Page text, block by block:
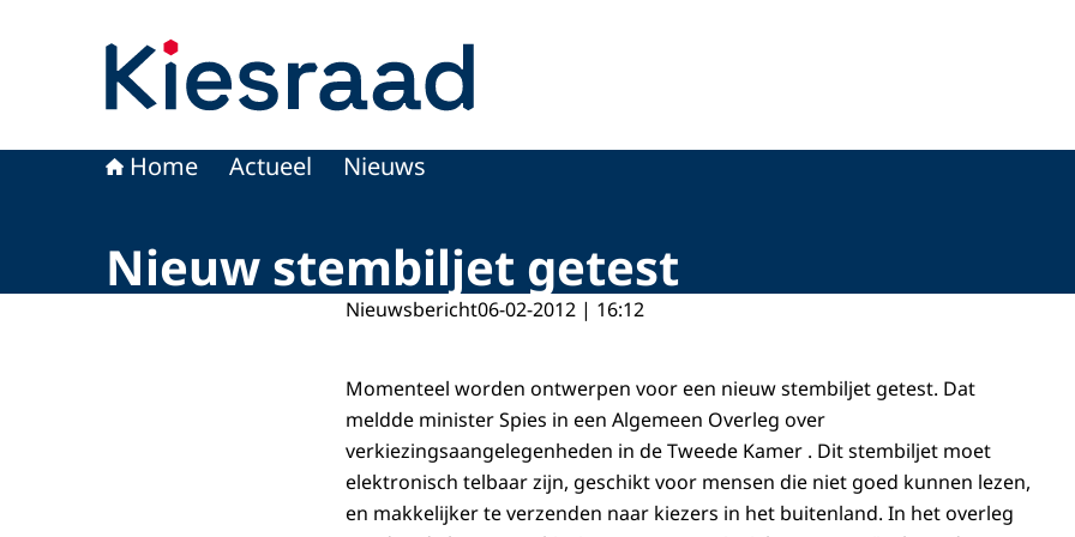
Home Actueel Nieuws
Nieuw stembiljet getest
Nieuwsbericht06-02-2012 | 16:12
Momenteel worden ontwerpen voor een nieuw stembiljet getest. Dat
meldde minister Spies in een Algemeen Overleg over
verkiezingsaangelegenheden in de Tweede Kamer . Dit stembiljet moet
elektronisch telbaar zijn, geschikt voor mensen die niet goed kunnen lezen,
en makkelijker te verzenden naar kiezers in het buitenland. In het overleg